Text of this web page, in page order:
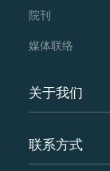
院刊
媒体联络
关于我们
联系方式